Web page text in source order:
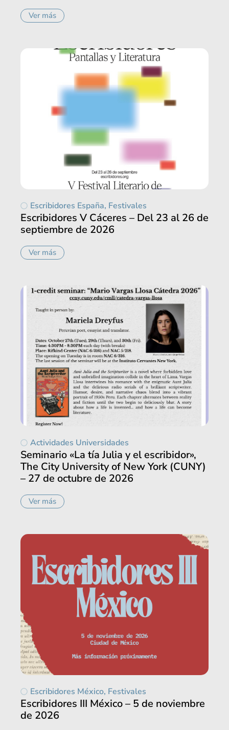
Ver más
Escribidores España, Festivales
Escribidores V Cáceres – Del 23 al 26 de
septiembre de 2026
Ver más
Actividades Universidades
Seminario «La tía Julia y el escribidor»,
The City University of New York (CUNY)
– 27 de octubre de 2026
Ver más
Escribidores México, Festivales
Escribidores III México – 5 de noviembre
de 2026